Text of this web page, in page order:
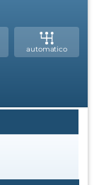
automatico